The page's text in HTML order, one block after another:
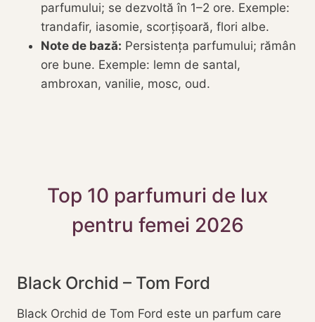
parfumului; se dezvoltă în 1–2 ore. Exemple:
trandafir, iasomie, scorțișoară, flori albe.
Note de bază: Persistența parfumului; rămân
ore bune. Exemple: lemn de santal,
ambroxan, vanilie, mosc, oud.
Top 10 parfumuri de lux
pentru femei 2026
Black Orchid – Tom Ford
Black Orchid de Tom Ford este un parfum care